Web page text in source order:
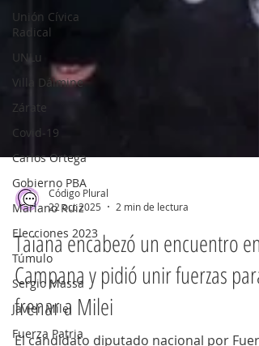
Unión Cívica
Radical
UNLu
Villa Dálmine
Zárate
Covid-19
Carlos Ortega
Gobierno PBA
Mariano Ruiz
Elecciones 2023
Túmulo
Sergio Massa
Javier Milei
Fuerza Patria
Código Plural
22 oct 2025
2 min de lectura
Taiana encabezó un encuentro en